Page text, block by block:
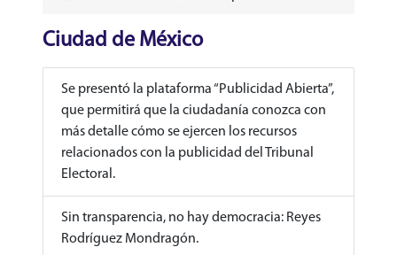
Ciudad de México
Se presentó la plataforma “Publicidad Abierta”,
que permitirá que la ciudadanía conozca con
más detalle cómo se ejercen los recursos
relacionados con la publicidad del Tribunal
Electoral.
Sin transparencia, no hay democracia: Reyes
Rodríguez Mondragón.